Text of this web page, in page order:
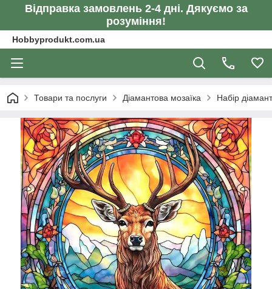
Відправка замовлень 2-4 дні. Дякуємо за
розуміння!
Hobbyprodukt.com.ua
Товари та послуги Діамантова мозаїка Набір